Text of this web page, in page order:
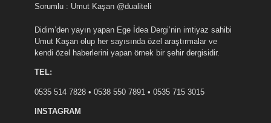
Sorumlu : Umut Kaşan @dualiteli
Didim’den yayın yapan Ege İdea Dergi’nin imtiyaz sahibi
Umut Kaşan olup her sayısında özel araştırmalar ve
kendi özel haberlerini yapan örnek bir şehir dergisidir.
TEL:
0535 514 7828 • 0538 550 7891 • 0535 715 3015
INSTAGRAM